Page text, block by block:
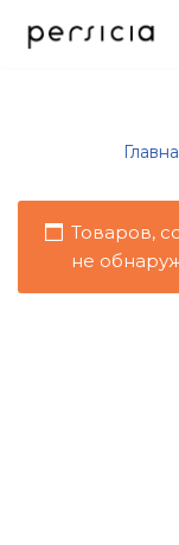
Товаров,
не